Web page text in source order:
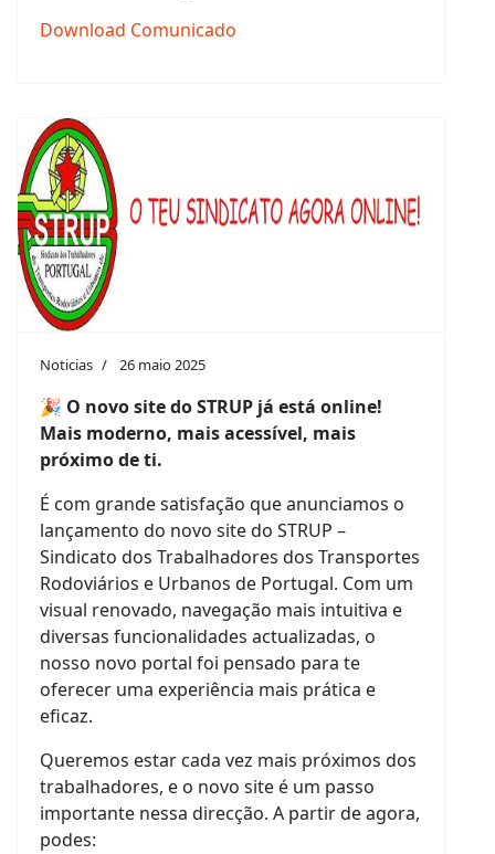
Download Comunicado
Noticias 26 maio 2025
🎉 O novo site do STRUP já está online!
Mais moderno, mais acessível, mais
próximo de ti.
É com grande satisfação que anunciamos o
lançamento do novo site do STRUP –
Sindicato dos Trabalhadores dos Transportes
Rodoviários e Urbanos de Portugal. Com um
visual renovado, navegação mais intuitiva e
diversas funcionalidades actualizadas, o
nosso novo portal foi pensado para te
oferecer uma experiência mais prática e
eficaz.
Queremos estar cada vez mais próximos dos
trabalhadores, e o novo site é um passo
importante nessa direcção. A partir de agora,
podes: